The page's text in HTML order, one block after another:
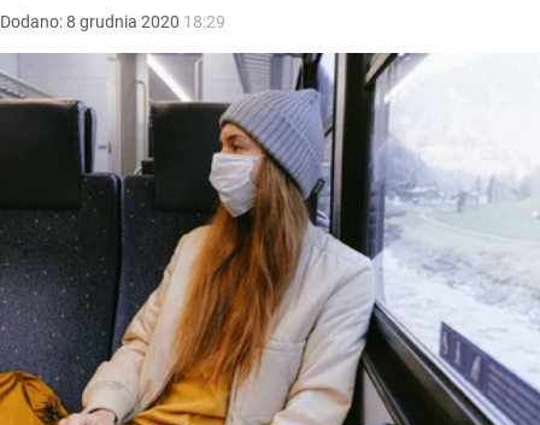
Dodano:8 grudnia 2020 18:29